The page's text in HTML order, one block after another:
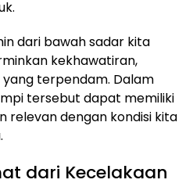
dari bawah sadar kita
kekhawatiran,
terpendam. Dalam
tersebut dapat memiliki
relevan dengan kondisi kita
dari Kecelakaan